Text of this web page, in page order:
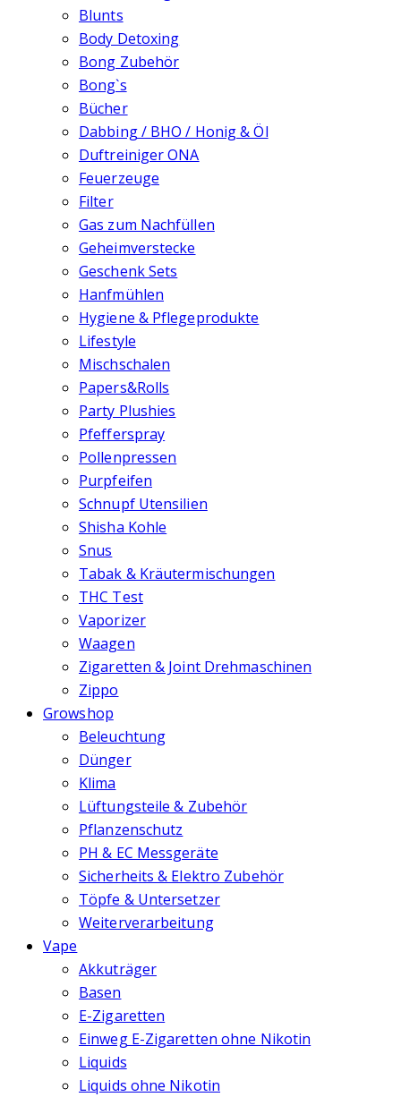
Blunts
Body Detoxing
Bong Zubehör
Bong`s
Bücher
Dabbing / BHO / Honig & Öl
Duftreiniger ONA
Feuerzeuge
Filter
Gas zum Nachfüllen
Geheimverstecke
Geschenk Sets
Hanfmühlen
Hygiene & Pflegeprodukte
Lifestyle
Mischschalen
Papers&Rolls
Party Plushies
Pfefferspray
Pollenpressen
Purpfeifen
Schnupf Utensilien
Shisha Kohle
Snus
Tabak & Kräutermischungen
THC Test
Vaporizer
Waagen
Zigaretten & Joint Drehmaschinen
Zippo
Growshop
Beleuchtung
Dünger
Klima
Lüftungsteile & Zubehör
Pflanzenschutz
PH & EC Messgeräte
Sicherheits & Elektro Zubehör
Töpfe & Untersetzer
Weiterverarbeitung
Vape
Akkuträger
Basen
E-Zigaretten
Einweg E-Zigaretten ohne Nikotin
Liquids
Liquids ohne Nikotin